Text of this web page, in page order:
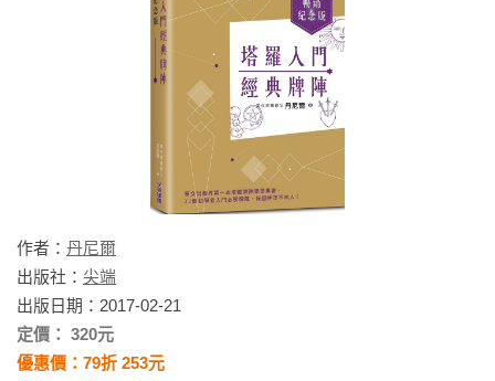
作者： 丹尼爾
出版社： 尖端
出版日期：2017-02-21
定價： 320元
優惠價：79折 253元